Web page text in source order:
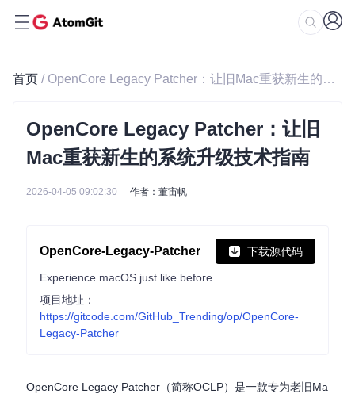
首页 / OpenCore Legacy Patcher：让旧Mac重获新生的系统升级技术指南
OpenCore Legacy Patcher：让旧
Mac重获新生的系统升级技术指南
2026-04-05 09:02:30 作者：董宙帆
OpenCore-Legacy-Patcher 下载源代码
Experience macOS just like before
项目地址：
https://gitcode.com/GitHub_Trending/op/OpenCore-
Legacy-Patcher
OpenCore Legacy Patcher（简称OCLP）是一款专为老旧Ma